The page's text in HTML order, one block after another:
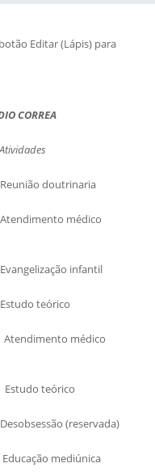
Editar (Lápis) para
CORREA
doutrinaria
médico
infantil
teórico
médico
teórico
(reservada)
mediúnica